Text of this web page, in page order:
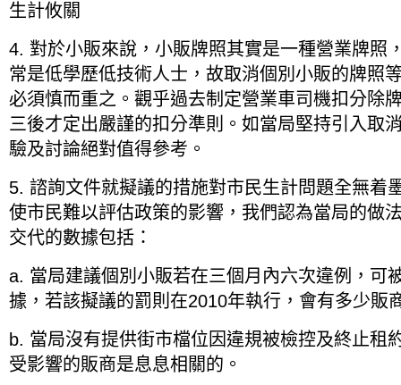
生計攸關
4. 對於小販來說，小販牌照其實是一種營業牌照
常是低學歷低技術人士，故取消個別小販的牌照
必須慎而重之。觀乎過去制定營業車司機扣分除
三後才定出嚴謹的扣分準則。如當局堅持引入取
驗及討論絕對值得參考。
5. 諮詢文件就擬議的措施對市民生計問題全無着
使市民難以評估政策的影響，我們認為當局的做
交代的數據包括：
a. 當局建議個別小販若在三個月內六次違例，可
據，若該擬議的罰則在2010年執行，會有多少販
b. 當局沒有提供街市檔位因違規被檢控及終止租
受影響的販商是息息相關的。